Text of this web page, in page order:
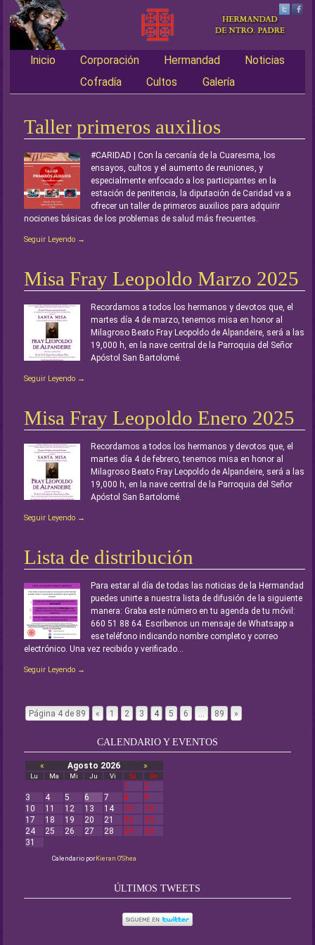
Main menu
Inicio Corporación Hermandad
Noticias
Cofradía
Cultos Galería
Taller primeros auxilios
#CARIDAD | Con la cercanía de la Cuaresma, los
ensayos, cultos y el aumento de reuniones, y
especialmente enfocado a los participantes en la
estación de penitencia, la diputación de Caridad va a
ofrecer un taller de primeros auxilios para adquirir
nociones básicas de los problemas de salud más frecuentes.
Seguir Leyendo →
Misa Fray Leopoldo Marzo 2025
Recordamos a todos los hermanos y devotos que, el
martes día 4 de marzo, tenemos misa en honor al
Milagroso Beato Fray Leopoldo de Alpandeire, será a las
19,000 h, en la nave central de la Parroquia del Señor
Apóstol San Bartolomé.
Seguir Leyendo →
Misa Fray Leopoldo Enero 2025
Recordamos a todos los hermanos y devotos que, el
martes día 4 de febrero, tenemos misa en honor al
Milagroso Beato Fray Leopoldo de Alpandeire, será a las
19,000 h, en la nave central de la Parroquia del Señor
Apóstol San Bartolomé.
Seguir Leyendo →
Lista de distribución
Para estar al día de todas las noticias de la Hermandad
puedes unirte a nuestra lista de difusión de la siguiente
manera: Graba este número en tu agenda de tu móvil:
660 51 88 64. Escríbenos un mensaje de Whatsapp a
ese teléfono indicando nombre completo y correo
electrónico. Una vez recibido y verificado...
Seguir Leyendo →
Page navigation
Página 4 de 89 « 1 2 3 4 5 6 89 »
CALENDARIO Y EVENTOS
« Agosto 2026 »
Lu Ma Mi Ju Vi Sá Do
1
2
3
4 5 6 7 8
9
10
11 12 13 14 15
16
17
18 19 20 21 22
23
24
25 26 27 28 29
30
31
Calendario por Kieran O'Shea
ÚLTIMOS TWEETS